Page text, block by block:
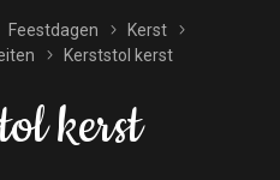
Feestdagen
Kerst
Kerststol kerst
kerst